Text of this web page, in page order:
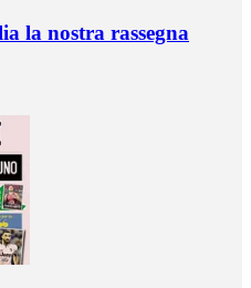
la nostra rassegna